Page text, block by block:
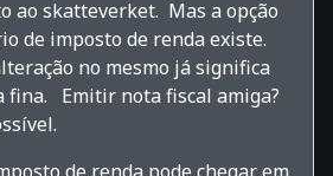
ao skatteverket. Mas a opção
de imposto de renda existe.
no mesmo já significa
fina. Emitir nota fiscal amiga?